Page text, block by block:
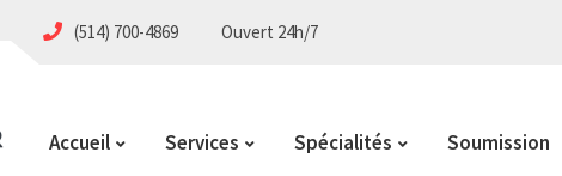
(514) 700-4869 Ouvert 24h/7
Accueil Services Spécialités Soumission